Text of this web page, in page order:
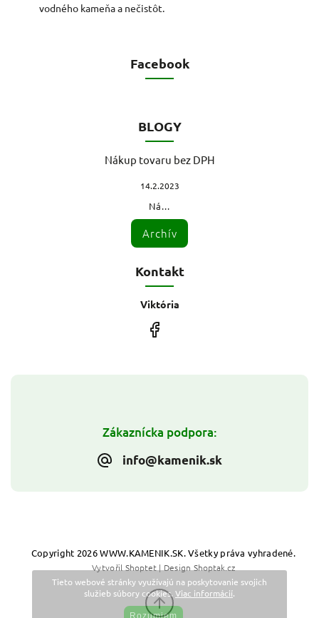
Tieto webové stránky využívajú na poskytovanie svojich
služieb súbory cookies. Viac informácií.
Rozumiem
vodného kameňa a nečistôt.
Zákaznícka podpora:
info@kamenik.sk
Facebook
BLOGY
Nákup tovaru bez DPH
14.2.2023
Ná...
Archív
Kontakt
Viktória
Copyright 2026WWW.KAMENIK.SK. Všetky práva vyhradené.
Vytvořil Shoptet| Design Shoptak.cz